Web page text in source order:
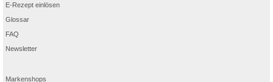
E-Rezept einlösen
Glossar
FAQ
Newsletter
Markenshops